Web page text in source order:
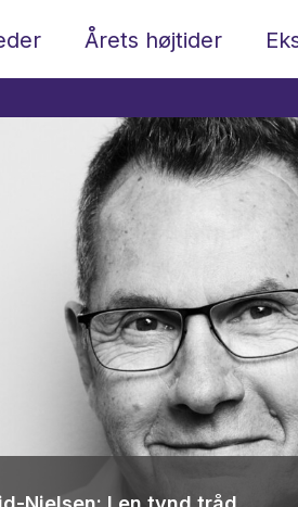
Årets højtider